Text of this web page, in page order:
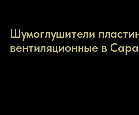
Шумоглушители
вентиляционные в